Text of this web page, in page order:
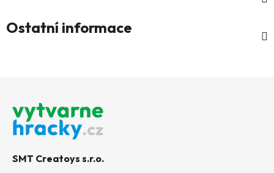
Ostatní informace
SMT Creatoys s.r.o.